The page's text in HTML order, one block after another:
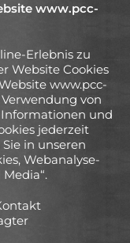
www.pcc-
Erlebnis zu
Website Cookies
www.pcc-
von
und
jederzeit
in unseren
Webanalyse-